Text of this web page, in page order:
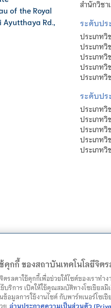
of the Royal
Ayutthaya Rd.,
สำนักวิชา
ระดับปร
ประเภทวิ
ประเภทวิ
ประเภทวิ
ประเภทวิ
ประเภทวิ
ระดับปร
ประเภทวิ
ประเภทวิ
ประเภทวิ
ประเภทวิ
ประเภทวิ
คุกกี้ ของสถาบันเทคโนโลยีจิต
ตรลดาใช้คุกกี้เพื่อช่วยให้ไซต์ของเราท
บริการ เปิดให้ใช้คุณสมบัติทางโซเชียลมี
อมูลการใช้งานไซต์ กับพาร์ทเนอร์โซเ
ย อ่านประกาศความเป็นส่วนตัว